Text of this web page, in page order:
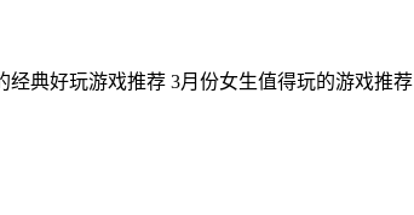
经典好玩游戏推荐 3月份女生值得玩的游戏推荐